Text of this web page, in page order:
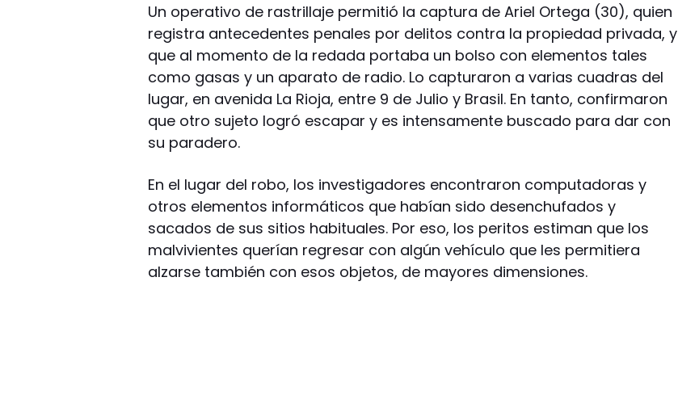
Un operativo de rastrillaje permitió la captura de Ariel Ortega (30), quien
registra antecedentes penales por delitos contra la propiedad privada, y
que al momento de la redada portaba un bolso con elementos tales
como gasas y un aparato de radio. Lo capturaron a varias cuadras del
lugar, en avenida La Rioja, entre 9 de Julio y Brasil. En tanto, confirmaron
que otro sujeto logró escapar y es intensamente buscado para dar con
su paradero.
En el lugar del robo, los investigadores encontraron computadoras y
otros elementos informáticos que habían sido desenchufados y
sacados de sus sitios habituales. Por eso, los peritos estiman que los
malvivientes querían regresar con algún vehículo que les permitiera
alzarse también con esos objetos, de mayores dimensiones.